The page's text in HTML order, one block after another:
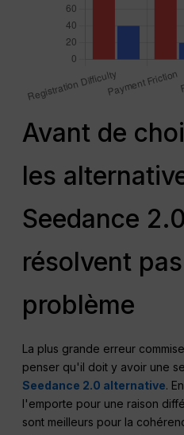
Avant de
les
Seedance
résolvent
problème
La plus grande erreur
penser qu'il doit y avoir une
Seedance 2.0 alternative.
l'emporte pour une raison
sont meilleurs pour la